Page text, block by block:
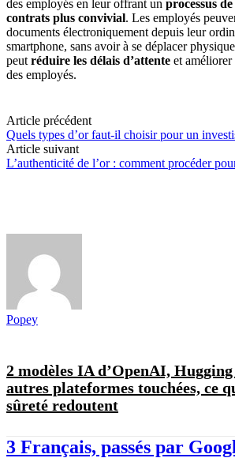
des employés en leur offrant un processus
contrats plus convivial. Les employés
documents électroniquement depuis leur
smartphone, sans avoir à se déplacer
peut réduire les délais d’attente et
des employés.
Article précédent
Quels types d’or faut-il choisir pour un
Article suivant
L’authenticité de l’or : comment procéder
Popey
2 modèles IA d’OpenAI, Hugging
autres plateformes touchées, ce
sûreté redoutent
3 Français, passés par